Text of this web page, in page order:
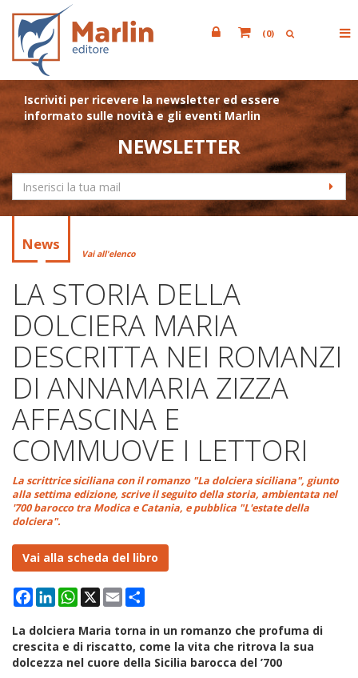
(0)
Iscriviti per ricevere la newsletter ed essere
informato sulle novità e gli eventi Marlin
NEWSLETTER
News
Vai all'elenco
LA STORIA DELLA
DOLCIERA MARIA
DESCRITTA NEI ROMANZI
DI ANNAMARIA ZIZZA
AFFASCINA E
COMMUOVE I LETTORI
La scrittrice siciliana con il romanzo "La dolciera siciliana", giunto
alla settima edizione, scrive il seguito della storia, ambientata nel
'700 barocco tra Modica e Catania, e pubblica "L'estate della
dolciera".
Vai alla scheda del libro
Facebook
LinkedInWhatsApp
X Email
La dolciera Maria torna in un romanzo che profuma di
crescita e di riscatto, come la vita che ritrova la sua
dolcezza nel cuore della Sicilia barocca del ’700